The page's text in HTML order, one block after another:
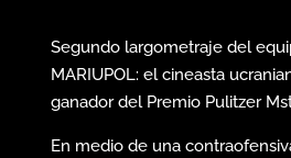
Segundo largometraje del
MARIUPOL: el cineasta
ganador del Premio Pulitzer
En medio de una